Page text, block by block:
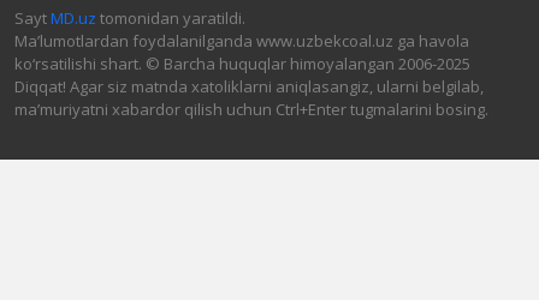
SaytMD.uz tomonidan yaratildi.
Ma’lumotlardan foydalanilganda www.uzbekcoal.uz ga havola
ko‘rsatilishi shart. © Barcha huquqlar himoyalangan 2006-2025
Diqqat! Agar siz matnda xatoliklarni aniqlasangiz, ularni belgilab,
ma’muriyatni xabardor qilish uchun Ctrl+Enter tugmalarini bosing.